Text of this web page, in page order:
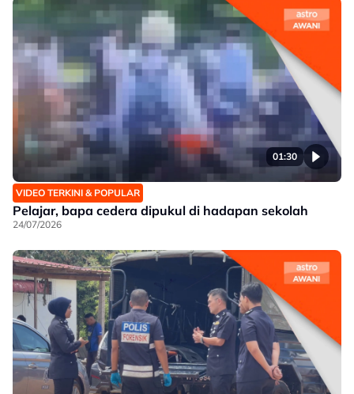
01:30
VIDEO TERKINI & POPULAR
Pelajar, bapa cedera dipukul di hadapan sekolah
24/07/2026